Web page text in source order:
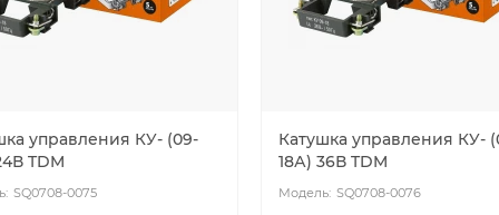
управления КУ- (09-
TDM
SQ0708-0075
Катушка управления КУ-
18А) 36В TDM
SQ0708-0076